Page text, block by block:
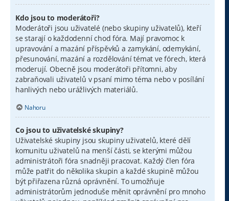
Kdo jsou to moderátoři?
Moderátoři jsou uživatelé (nebo skupiny uživatelů), kteří
se starají o každodenní chod fóra. Mají pravomoc k
upravování a mazání příspěvků a zamykání, odemykání,
přesunování, mazání a rozdělování témat ve fórech, která
moderují. Obecně jsou moderátoři přítomni, aby
zabraňovali uživatelů v psaní mimo téma nebo v posílání
hanlivých nebo urážlivých materiálů.
Nahoru
Co jsou to uživatelské skupiny?
Uživatelské skupiny jsou skupiny uživatelů, které dělí
komunitu uživatelů na menší části, se kterými můžou
administrátoři fóra snadněji pracovat. Každý člen fóra
může patřit do několika skupin a každé skupině můžou
být přiřazena různá oprávnění. To umožňuje
administrátorům jednoduše měnit oprávnění pro mnoho